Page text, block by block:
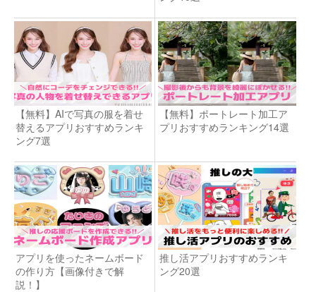
【無料】AIで写真の服を着せ
替えるアプリおすすめランキ
ング7選
【無料】ポートレート加工ア
プリおすすめランキング14選
アプリを使ったネームボード
の作り方【画像付きで解
説！】
推し活アプリおすすめランキ
ング20選